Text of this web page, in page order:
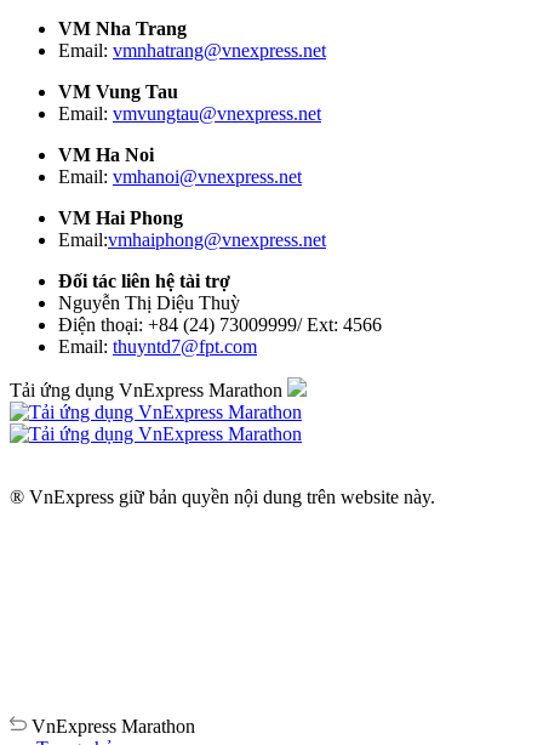
VM Nha Trang
Email: vmnhatrang@vnexpress.net
VM Vung Tau
Email: vmvungtau@vnexpress.net
VM Ha Noi
Email: vmhanoi@vnexpress.net
VM Hai Phong
Email:vmhaiphong@vnexpress.net
Đối tác liên hệ tài trợ
Nguyễn Thị Diệu Thuỳ
Điện thoại: +84 (24) 73009999/ Ext: 4566
Email: thuyntd7@fpt.com
Tải ứng dụng VnExpress Marathon
® VnExpress giữ bản quyền nội dung trên website này.
VnExpress Marathon